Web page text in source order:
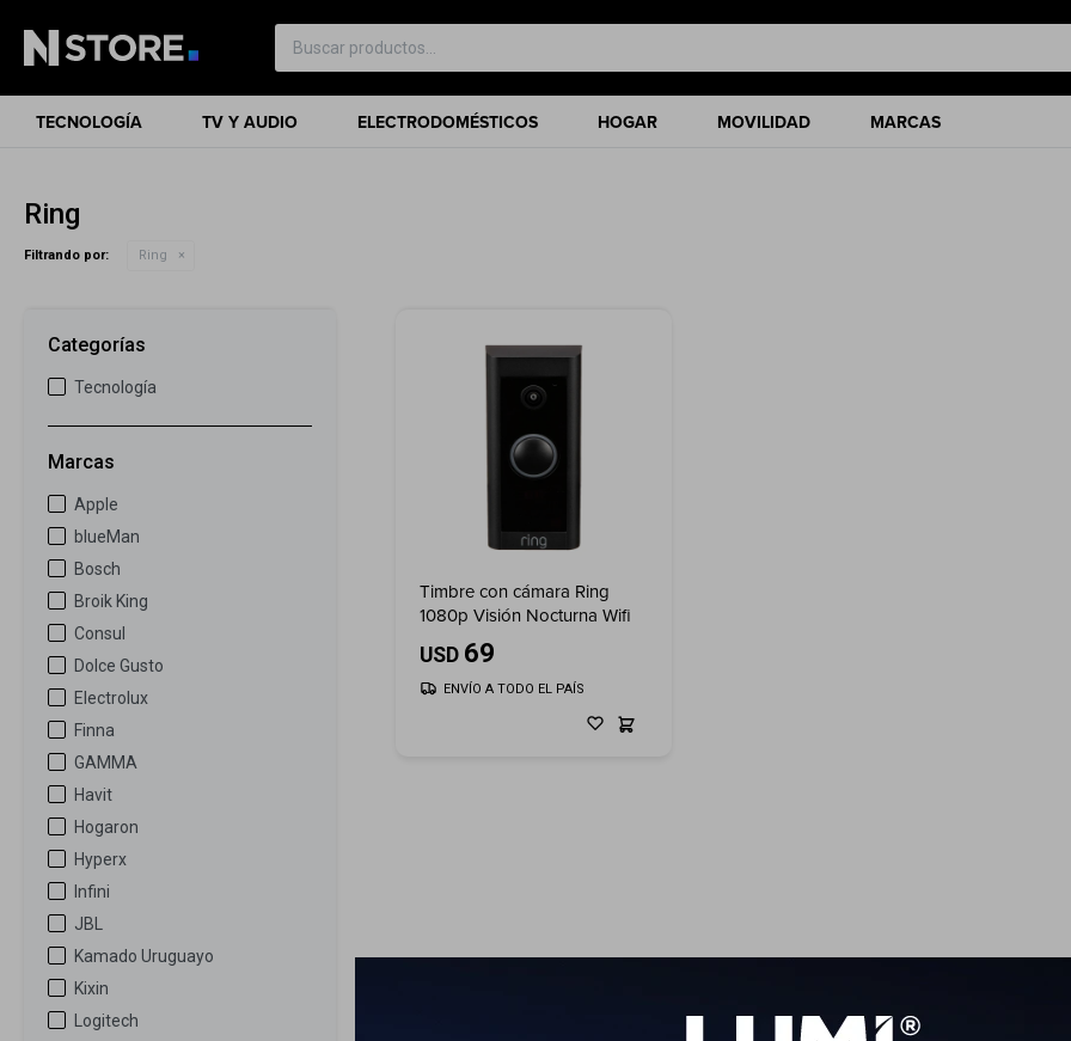
TECNOLOGÍA TV Y AUDIO ELECTRODOMÉSTICOS HOGAR MOVILIDAD MARCAS
Ring
Filtrando por: Ring
Timbre con cámara Ring
1080p Visión Nocturna Wifi
USD 69
ENVÍO A TODO EL PAÍS
Categorías
Tecnología
Marcas
Apple
blueMan
Bosch
Broik King
Consul
Dolce Gusto
Electrolux
Finna
GAMMA
Havit
Hogaron
Hyperx
Infini
JBL
Kamado Uruguayo
Kixin
Logitech